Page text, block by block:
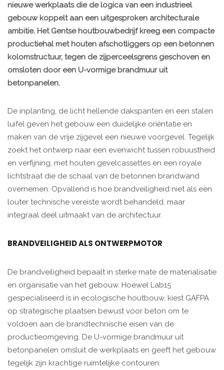
nieuwe werkplaats die de logica van een industrieel
gebouw koppelt aan een uitgesproken architecturale
ambitie. Het Gentse houtbouwbedrijf kreeg een compacte
productiehal met houten afschotliggers op een betonnen
kolomstructuur, tegen de zijperceelsgrens geschoven en
omsloten door een U-vormige brandmuur uit
betonpanelen.
De inplanting, de licht hellende dakspanten en een stalen
luifel geven het gebouw een duidelijke oriëntatie en
maken van de vrije zijgevel een nieuwe voorgevel. Tegelijk
zoekt het ontwerp naar een evenwicht tussen robuustheid
en verfijning, met houten gevelcassettes en een royale
lichtstraat die de schaal van de betonnen brandwand
overnemen. Opvallend is hoe brandveiligheid niet als een
louter technische vereiste wordt behandeld, maar
integraal deel uitmaakt van de architectuur.
BRANDVEILIGHEID ALS ONTWERPMOTOR
De brandveiligheid bepaalt in sterke mate de materialisatie
en organisatie van het gebouw. Hoewel Lab15
gespecialiseerd is in ecologische houtbouw, kiest GAFPA
op strategische plaatsen bewust voor beton om te
voldoen aan de brandtechnische eisen van de
productieomgeving. De U-vormige brandmuur uit
betonpanelen omsluit de werkplaats en geeft het gebouw
tegelijk zijn krachtige ruimtelijke contouren.